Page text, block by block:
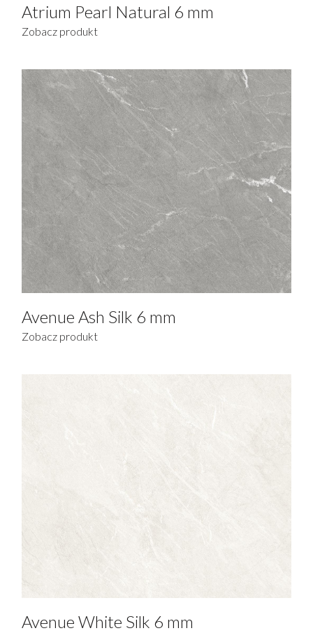
Atrium Pearl Natural 6 mm
Zobacz produkt
Avenue Ash Silk 6 mm
Zobacz produkt
Avenue White Silk 6 mm